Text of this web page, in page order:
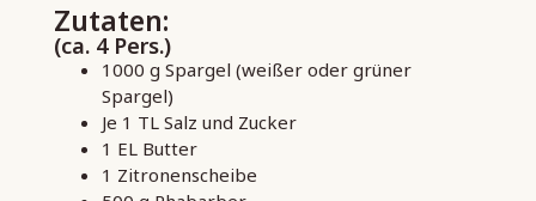
Zutaten:
(ca. 4 Pers.)
1000 g Spargel (weißer oder grüner
Spargel)
Je 1 TL Salz und Zucker
1 EL Butter
1 Zitronenscheibe